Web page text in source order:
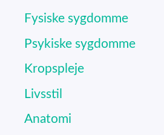
Fysiske sygdomme
Psykiske sygdomme
Kropspleje
Livsstil
Anatomi